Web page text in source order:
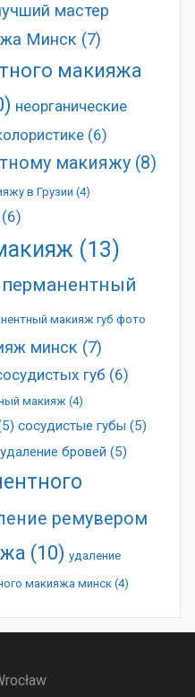
мастер
Минск (7)
макияжа
неорганические
(6)
макияжу (8)
в Грузии (4)
(6)
(13)
перманентный
макияж губ фото
минск (7)
губ (6)
макияж (4)
сосудистые губы (5)
удаление бровей (5)
ремувером
(10) удаление
макияжа минск (4)